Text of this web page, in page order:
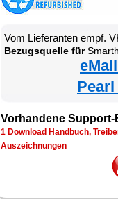
Vom Lieferanten empf.
Bezugsquelle fürSmarthome-
Pearl
Vorhandene Support-
1 Download Handbuch,
Auszeichnungen